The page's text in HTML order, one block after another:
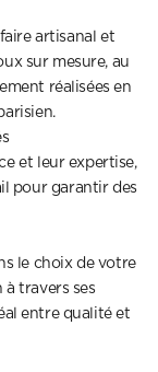
artisanal et
sur mesure, au
réalisées en
et leur expertise,
pour garantir des
le choix de votre
à travers ses
entre qualité et